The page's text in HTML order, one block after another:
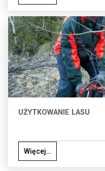
UŻYTKOWANIE LASU
Więcej…